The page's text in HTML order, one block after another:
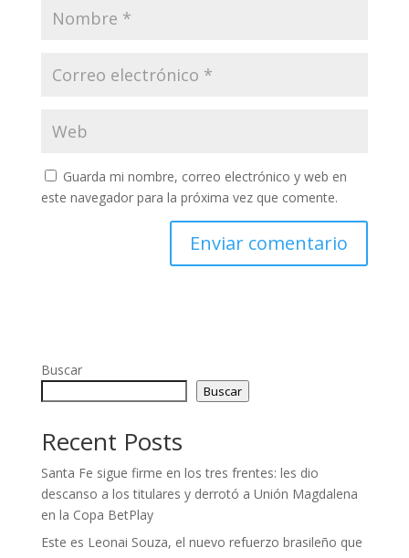
Guarda mi nombre, correo electrónico y web en
este navegador para la próxima vez que comente.
Buscar
Buscar
Recent Posts
Santa Fe sigue firme en los tres frentes: les dio
descanso a los titulares y derrotó a Unión Magdalena
en la Copa BetPlay
Este es Leonai Souza, el nuevo refuerzo brasileño que